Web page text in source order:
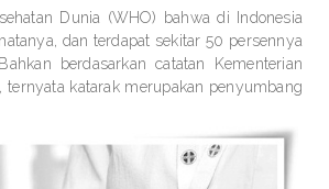
Dunia (WHO) bahwa di Indonesia
dan terdapat sekitar 50 persennya
berdasarkan catatan Kementerian
katarak merupakan penyumbang